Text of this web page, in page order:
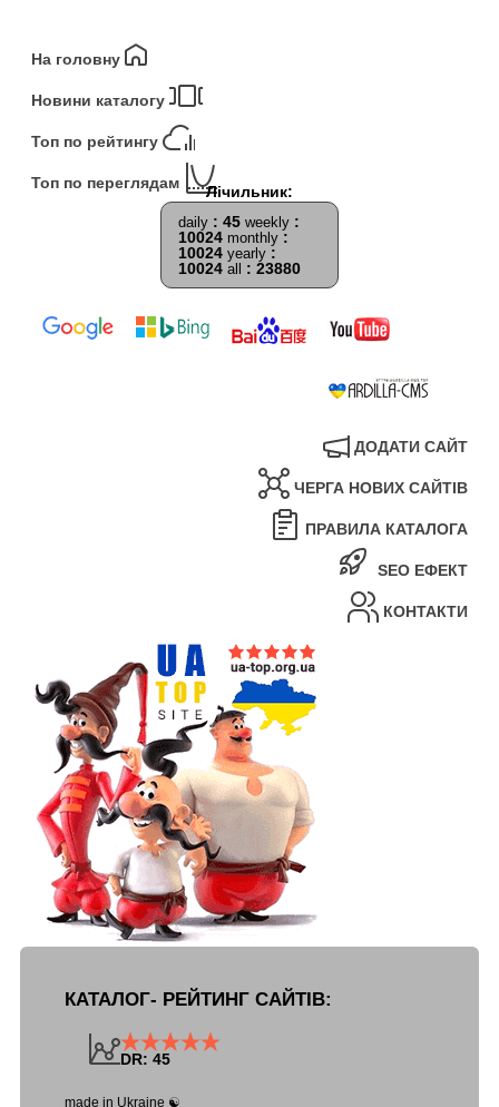
На головну
Новини каталогу
Топ по рейтингу
Топ по переглядам
daily : 45 weekly :
10024 monthly :
10024 yearly :
10024 all : 23880
ДОДАТИ САЙТ
ЧЕРГА НОВИХ САЙТІВ
ПРАВИЛА КАТАЛОГА
SEO ЕФЕКТ
КОНТАКТИ
КАТАЛОГ- РЕЙТИНГ САЙТІВ:
DR: 45
made in Ukraine ☯